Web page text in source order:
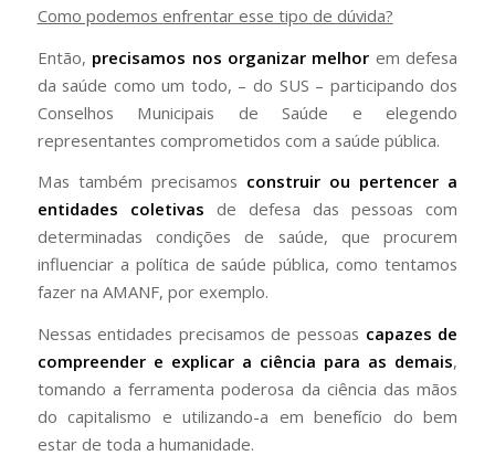
Como podemos enfrentar esse tipo de dúvida?
Então, precisamos nos organizar melhor em defesa
da saúde como um todo, – do SUS – participando dos
Conselhos Municipais de Saúde e elegendo
representantes comprometidos com a saúde pública.
Mas também precisamos construir ou pertencer a
entidades coletivas de defesa das pessoas com
determinadas condições de saúde, que procurem
influenciar a política de saúde pública, como tentamos
fazer na AMANF, por exemplo.
Nessas entidades precisamos de pessoas capazes de
compreender e explicar a ciência para as demais,
tomando a ferramenta poderosa da ciência das mãos
do capitalismo e utilizando-a em benefício do bem
estar de toda a humanidade.